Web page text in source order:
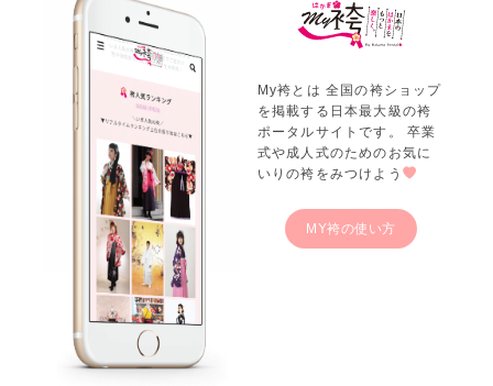
My袴とは 全国の袴ショップ
を掲載する日本最大級の袴
ポータルサイトです。 卒業
式や成人式のためのお気に
いりの袴をみつけよう
MY袴の使い方